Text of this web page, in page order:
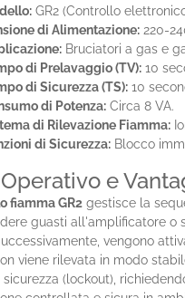
GR2 (Controllo
di Alimentazione: 220-
Bruciatori a gas e
di Prelavaggio (TV): 10
di Sicurezza (TS): 10
di Potenza: Circa 8 VA.
di Rilevazione Fiamma:
di Sicurezza: Blocco
e
fiamma GR2 gestisce la
guasti all'amplificatore o
vengono
viene rilevata in modo
(lockout),